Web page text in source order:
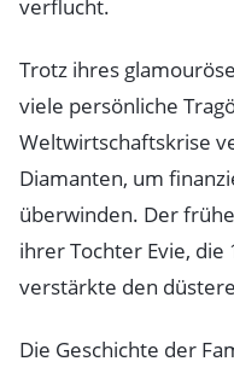
verflucht.
Trotz ihres
viele persönliche
Weltwirtschaftskrise
Diamanten, um
überwinden. Der
ihrer Tochter Evie,
verstärkte den
Die Geschichte der